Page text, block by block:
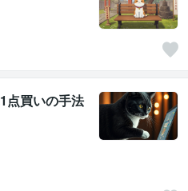
点買いの手法